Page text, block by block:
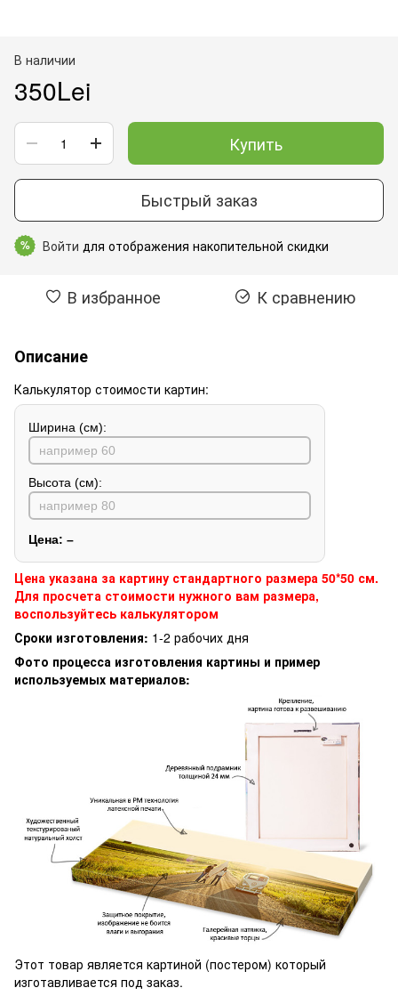
В наличии
350Lei
Купить
Быстрый заказ
% Войти для отображения накопительной скидки
В избранное К сравнению
Описание
Калькулятор стоимости картин:
Ширина (см):
Высота (см):
Цена: –
Цена указана за картину стандартного размера 50*50 см.
Для просчета стоимости нужного вам размера,
воспользуйтесь калькулятором
Сроки изготовления: 1-2 рабочих дня
Фото процесса изготовления картины и пример
используемых материалов:
Этот товар является картиной (постером) который
изготавливается под заказ.